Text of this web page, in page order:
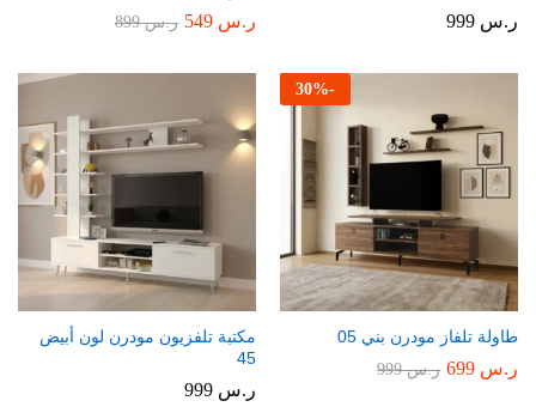
ر.س ر.س ر.س899
-
30%
طاولة تلفاز مودرن بني 05
ر.س ر.س999
مكتبة تلفزيون مودرن لون أبيض
45
ر.س